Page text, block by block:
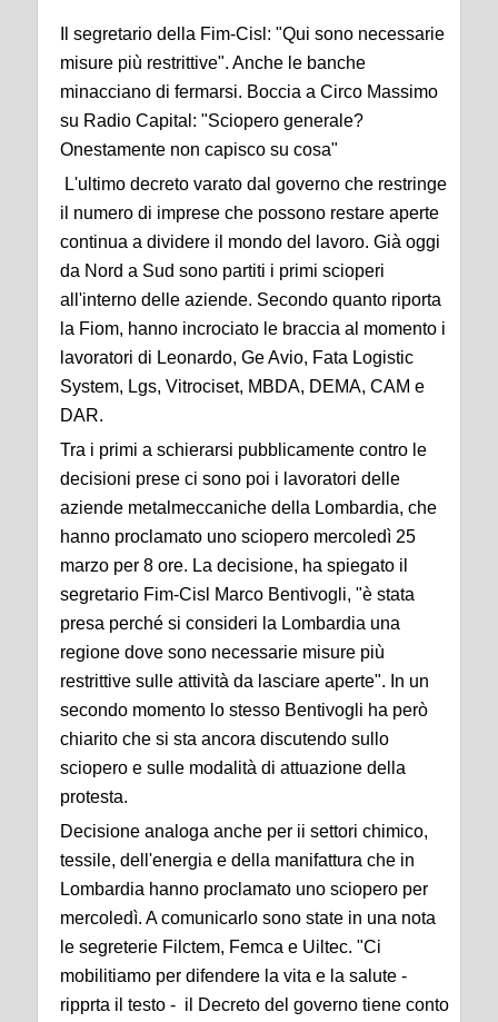
Il segretario della Fim-Cisl: "Qui sono necessarie
misure più restrittive". Anche le banche
minacciano di fermarsi. Boccia a Circo Massimo
su Radio Capital: "Sciopero generale?
Onestamente non capisco su cosa"
L'ultimo decreto varato dal governo che restringe
il numero di imprese che possono restare aperte
continua a dividere il mondo del lavoro. Già oggi
da Nord a Sud sono partiti i primi scioperi
all'interno delle aziende. Secondo quanto riporta
la Fiom, hanno incrociato le braccia al momento i
lavoratori di Leonardo, Ge Avio, Fata Logistic
System, Lgs, Vitrociset, MBDA, DEMA, CAM e
DAR.
Tra i primi a schierarsi pubblicamente contro le
decisioni prese ci sono poi i lavoratori delle
aziende metalmeccaniche della Lombardia, che
hanno proclamato uno sciopero mercoledì 25
marzo per 8 ore. La decisione, ha spiegato il
segretario Fim-Cisl Marco Bentivogli, "è stata
presa perché si consideri la Lombardia una
regione dove sono necessarie misure più
restrittive sulle attività da lasciare aperte". In un
secondo momento lo stesso Bentivogli ha però
chiarito che si sta ancora discutendo sullo
sciopero e sulle modalità di attuazione della
protesta.
Decisione analoga anche per ii settori chimico,
tessile, dell'energia e della manifattura che in
Lombardia hanno proclamato uno sciopero per
mercoledì. A comunicarlo sono state in una nota
le segreterie Filctem, Femca e Uiltec. "Ci
mobilitiamo per difendere la vita e la salute -
ripprta il testo - il Decreto del governo tiene conto